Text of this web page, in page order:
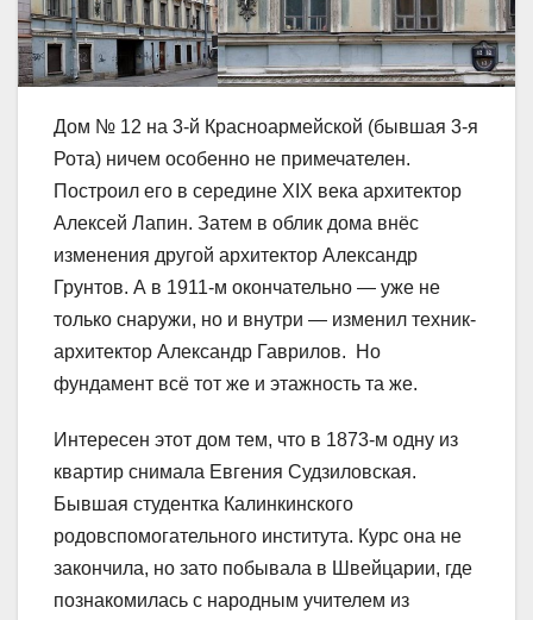
Дом № 12 на 3-й Красноармейской (бывшая 3-я
Рота) ничем особенно не примечателен.
Построил его в середине XIX века архитектор
Алексей Лапин. Затем в облик дома внёс
изменения другой архитектор Александр
Грунтов. А в 1911-м окончательно ― уже не
только снаружи, но и внутри ― изменил техник-
архитектор Александр Гаврилов. Но
фундамент всё тот же и этажность та же.
Интересен этот дом тем, что в 1873-м одну из
квартир снимала Евгения Судзиловская.
Бывшая студентка Калинкинского
родовспомогательного института. Курс она не
закончила, но зато побывала в Швейцарии, где
познакомилась с народным учителем из